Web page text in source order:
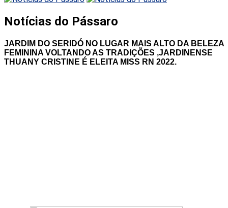
Notícias do Pássaro
JARDIM DO SERIDÓ NO LUGAR MAIS ALTO DA BELEZA
FEMININA VOLTANDO AS TRADIÇÕES ,JARDINENSE
THUANY CRISTINE É ELEITA MISS RN 2022.